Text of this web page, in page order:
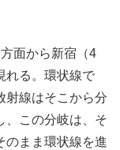
面から新宿（4
れる。環状線で
射線はそこから分
、この分岐は、そ
のまま環状線を進